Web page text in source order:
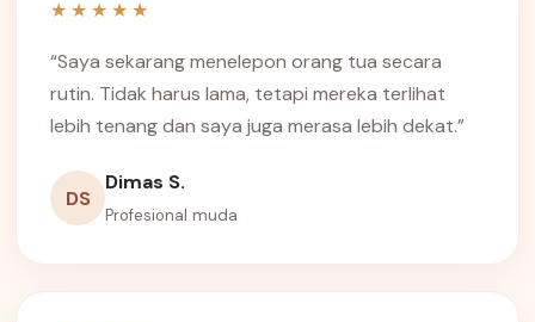
★★★★★
“Saya sekarang menelepon orang tua secara
rutin. Tidak harus lama, tetapi mereka terlihat
lebih tenang dan saya juga merasa lebih dekat.”
DS
Dimas S.
Profesional muda